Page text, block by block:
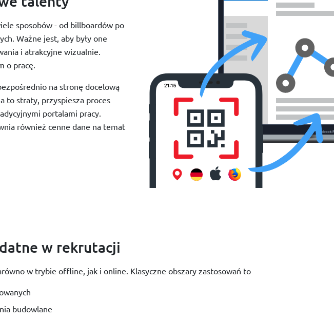
sposobów - od billboardów po
Ważne jest, aby były one
i atrakcyjne wizualnie.
o pracę.
na stronę docelową
to straty, przyspiesza proces
portalami pracy.
również cenne dane na temat
w rekrutacji
w trybie offline, jak i online. Klasyczne obszary zastosowań to
budowlane